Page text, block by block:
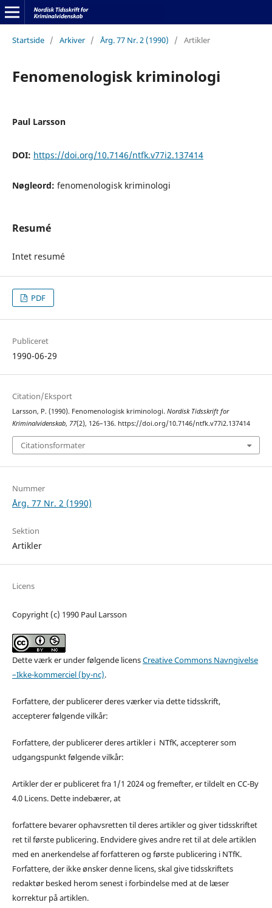
Startside / Arkiver / Årg. 77 Nr. 2 (1990) / Artikler
Fenomenologisk kriminologi
Paul Larsson
DOI: https://doi.org/10.7146/ntfk.v77i2.137414
Nøgleord: fenomenologisk kriminologi
Resumé
Intet resumé
PDF
Publiceret
1990-06-29
Citation/Eksport
Larsson, P. (1990). Fenomenologisk kriminologi. Nordisk Tidsskrift for
Kriminalvidenskab, 77(2), 126–136. https://doi.org/10.7146/ntfk.v77i2.137414
Citationsformater
Nummer
Årg. 77 Nr. 2 (1990)
Sektion
Artikler
Licens
Copyright (c) 1990 Paul Larsson
Dette værk er under følgende licensCreative Commons Navngivelse
–Ikke-kommerciel (by-nc).
Forfattere, der publicerer deres værker via dette tidsskrift,
accepterer følgende vilkår:
Forfattere, der publicerer deres artikler i NTfK, accepterer som
udgangspunkt følgende vilkår:
Artikler der er publiceret fra 1/1 2024 og fremefter, er tildelt en CC-By
4.0 Licens. Dette indebærer, at
forfattere bevarer ophavsretten til deres artikler og giver tidsskriftet
ret til første publicering. Endvidere gives andre ret til at dele artiklen
med en anerkendelse af forfatteren og første publicering i NTfK.
Forfattere, der ikke ønsker denne licens, skal give tidsskriftets
redaktør besked herom senest i forbindelse med at de læser
korrektur på artiklen.